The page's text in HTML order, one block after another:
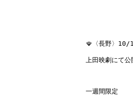
🪭 〈長野〉10/
上田映劇にて公
一週間限定